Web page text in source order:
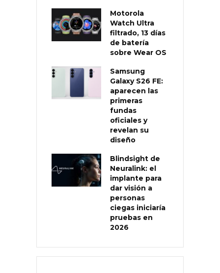
Motorola
Watch Ultra
filtrado, 13 días
de batería
sobre Wear OS
Samsung
Galaxy S26 FE:
aparecen las
primeras
fundas
oficiales y
revelan su
diseño
Blindsight de
Neuralink: el
implante para
dar visión a
personas
ciegas iniciaría
pruebas en
2026